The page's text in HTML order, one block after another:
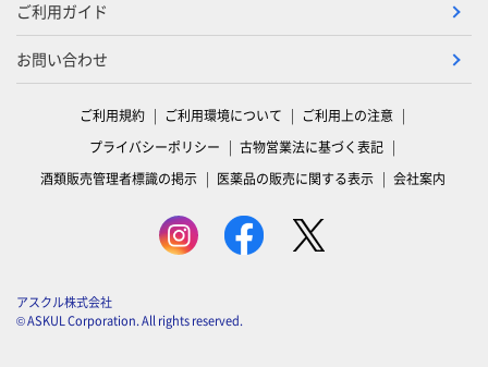
ご利用ガイド
お問い合わせ
ご利用規約 ご利用環境について
ご利用上の注意
プライバシーポリシー
古物営業法に基づく表記
酒類販売管理者標識の掲示
医薬品の販売に関する表示 会社案内
アスクル株式会社
© ASKUL Corporation. All rights reserved.